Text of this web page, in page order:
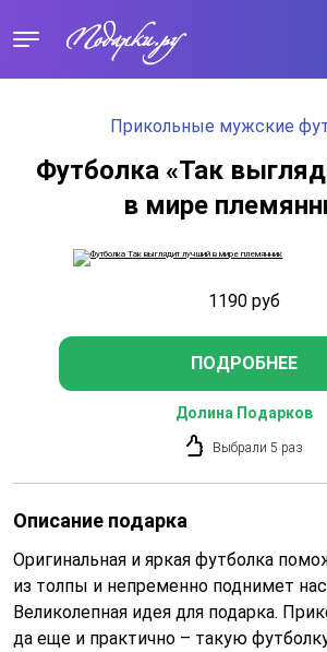
Прикольные мужские
Футболка «Так
в мире
1190 руб
ПОДРОБНЕЕ
Долина Подарков
Выбрали 5 раз
Описание подарка
Оригинальная и яркая футболка
из толпы и непременно поднимет
Великолепная идея для подарка.
да еще и практично – такую